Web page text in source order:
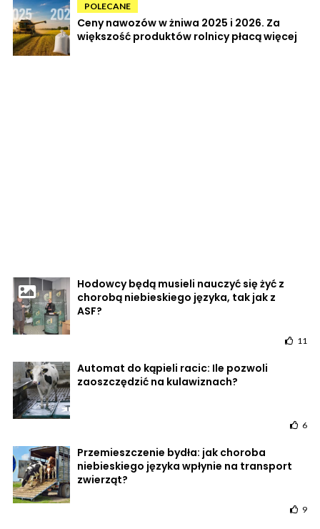
POLECANE
Ceny nawozów w żniwa 2025 i 2026. Za
większość produktów rolnicy płacą więcej
Hodowcy będą musieli nauczyć się żyć z
chorobą niebieskiego języka, tak jak z
ASF?
11
Automat do kąpieli racic: Ile pozwoli
zaoszczędzić na kulawiznach?
6
Przemieszczenie bydła: jak choroba
niebieskiego języka wpłynie na transport
zwierząt?
9